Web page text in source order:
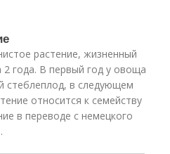
растение, жизненный
2 года. В первый год у овоща
стеблеплод, в следующем
относится к семейству
в переводе с немецкого